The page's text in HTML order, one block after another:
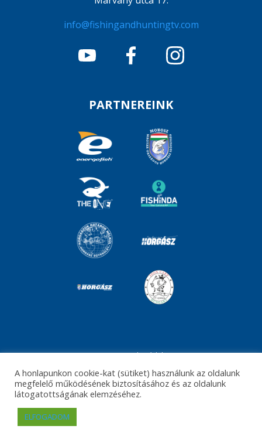
info@fishingandhuntingtv.com
PARTNEREINK
Impresszum Adatvédelem
©The Fishing and Hunting Channel 2021
A honlapunkon cookie-kat (sütiket) használunk az oldalunk
megfelelő működésének biztosításához és az oldalunk
látogatottságának elemzéséhez.
ELFOGADOM